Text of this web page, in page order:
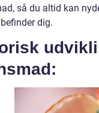
så du altid kan
dig.